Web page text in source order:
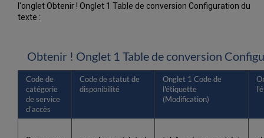
l'onglet Obtenir ! Onglet 1 Table de conversion Configuration du
texte :
Obtenir ! Onglet 1 Table de conversion
Code de
catégorie
de service
d'accès
Code de statut de
disponibilité
Onglet 1 Code de
l'étiquette
(Modification)